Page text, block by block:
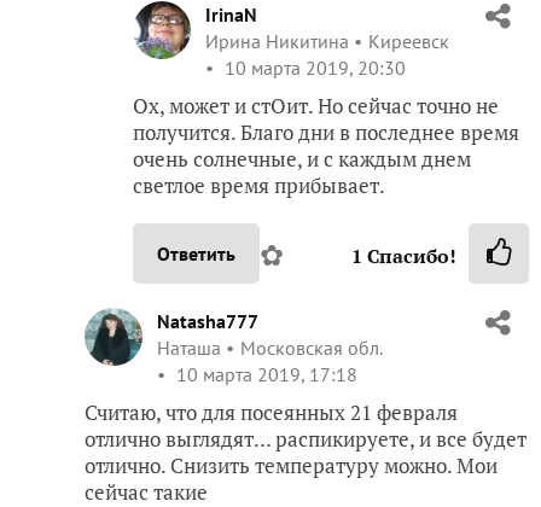
IrinaN
Ирина Никитина
Киреевск
10 марта 2019, 20:30
Ох, может и стОит. Но сейчас точно не
получится. Благо дни в последнее время
очень солнечные, и с каждым днем
светлое время прибывает.
Ответить ✿ 1 Спасибо!
Natasha777
Наташа
Московская обл.
10 марта 2019, 17:18
Считаю, что для посеянных 21 февраля
отлично выглядят… распикируете, и все будет
отлично. Снизить температуру можно. Мои
сейчас такие